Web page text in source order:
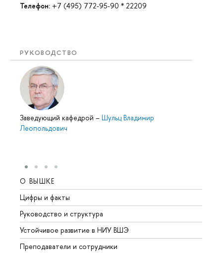
Телефон: +7 (495) 772-95-90 * 22209
РУКОВОДСТВО
Заведующий кафедрой – Шульц Владимир
Леопольдович
О ВЫШКЕ
Цифры и факты
Руководство и структура
Устойчивое развитие в НИУ ВШЭ
Преподаватели и сотрудники